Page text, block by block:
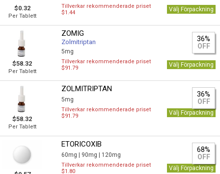
$0.32
Per Tablett
Tillverkar rekommenderade priset
$1.44
Välj Förpackning
$58.32
Per Tablett
ZOMIG
Zolmitriptan
5mg
36%
OFF
Tillverkar rekommenderade priset
$91.79
Välj Förpackning
$58.32
Per Tablett
ZOLMITRIPTAN
5mg
36%
OFF
Tillverkar rekommenderade priset
$91.79
Välj Förpackning
ETORICOXIB
60mg | 90mg | 120mg
68%
OFF
Tillverkar rekommenderade priset
$1.80
Välj Förpackning